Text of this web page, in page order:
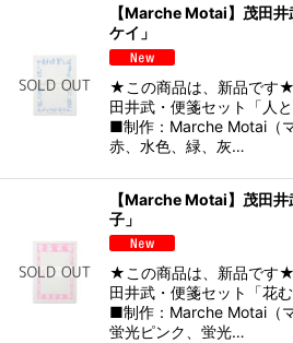
【Marche Motai】茂田
ケイ」
★この商品は、新品です
田井武・便箋セット「人
■制作：Marche Motai（
赤、水色、緑、灰…
【Marche Motai】茂田
子」
★この商品は、新品です
田井武・便箋セット「花
■制作：Marche Motai（
蛍光ピンク、蛍光…